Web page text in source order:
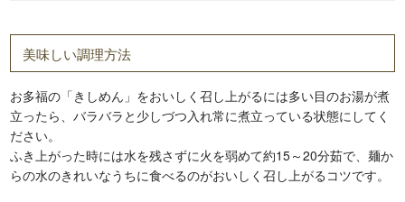
美味しい調理方法
お多福の「きしめん」をおいしく召し上がるには多い目のお湯が煮
立ったら、バラバラと少しづつ入れ常に煮立っている状態にしてく
ださい。
ふき上がった時には水を残さずに火を弱めて約15～20分茹で、麺か
らの水のきれいなうちに食べるのがおいしく召し上がるコツです。